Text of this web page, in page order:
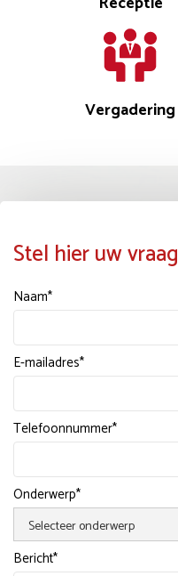
Vergadering
Stel hier uw vraag
Naam*
E-mailadres*
Telefoonnummer*
Onderwerp*
Bericht*